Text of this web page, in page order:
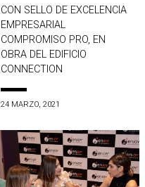
CON SELLO DE EXCELENCIA
EMPRESARIAL
COMPROMISO PRO, EN
OBRA DEL EDIFICIO
CONNECTION
24 MARZO, 2021